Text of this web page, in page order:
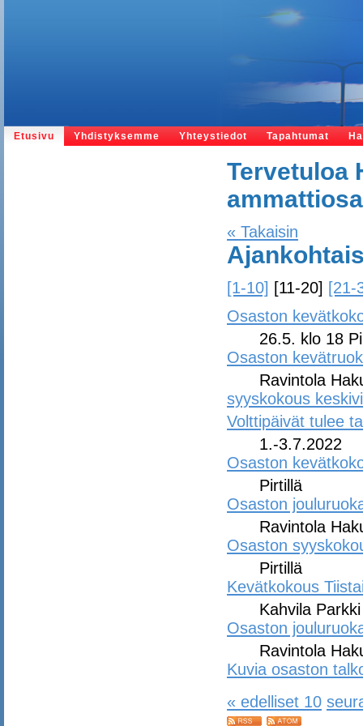
Etusivu Yhdistyksemme Yhteystiedot Tapahtumat
Tervetuloa
« Takaisin
[1-10] [11-20] [21-
Osaston
26.5. klo 18
Osaston
Ravintola
syyskokous
Volttipäivät tulee
1.-3.7.2022
Osaston
Pirtillä
Osaston
Ravintola
Osaston
Pirtillä
Kevätkokous
Kahvila Parkki
Osaston
Ravintola
Kuvia osaston
« edelliset 10